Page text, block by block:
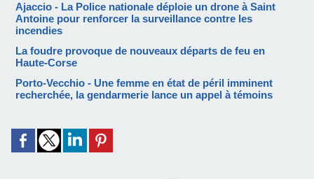
Ajaccio - La Police nationale déploie un drone à Saint
Antoine pour renforcer la surveillance contre les
incendies
La foudre provoque de nouveaux départs de feu en
Haute-Corse
Porto-Vecchio - Une femme en état de péril imminent
recherchée, la gendarmerie lance un appel à témoins